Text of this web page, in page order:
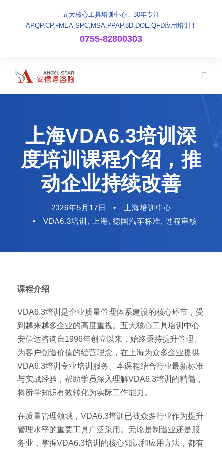
五大核心工具培训中心，30年专注
APQP,CP,FMEA,SPC,MSA,PPAP,8D,DOE,QFD应用培训！
0755-82800303
上海VDA6.3培训深
度培训课程介绍，推
动企业持续改善
2026年5月17日 •
上海培训中心
•
VDA6.3培训 , 上海, 德国汽车标准, 过程审核
课程介绍
VDA6.3培训是企业质量管理体系建设的核心环节，受
到越来越多企业的高度重视。五大核心工具培训中心
安信达咨询自1996年创立以来，始终秉持提升管理、
为客户创造价值的经营理念，在上海为众多企业提供
VDA6.3培训专业培训服务。本课程结合行业最新标准
与实战经验，帮助学员深入理解VDA6.3培训的精髓，
将所学知识有效转化为实际工作能力。
在质量管理领域，VDA6.3培训已被众多行业作为提升
管理水平的重要工具广泛采用。无论是制造业还是服
务业，掌握VDA6.3培训的核心知识和应用方法，都有